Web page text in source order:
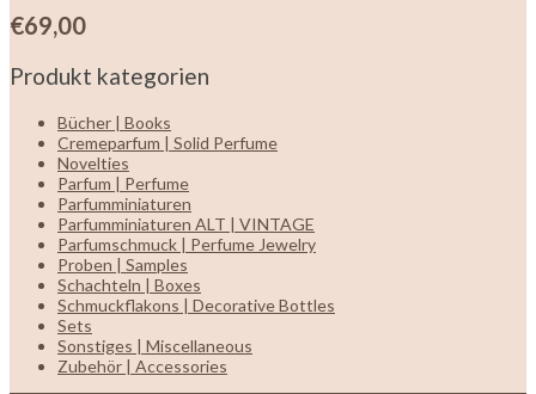
€69,00
Produkt kategorien
Bücher | Books
Cremeparfum | Solid Perfume
Novelties
Parfum | Perfume
Parfumminiaturen
Parfumminiaturen ALT | VINTAGE
Parfumschmuck | Perfume Jewelry
Proben | Samples
Schachteln | Boxes
Schmuckflakons | Decorative Bottles
Sets
Sonstiges | Miscellaneous
Zubehör | Accessories